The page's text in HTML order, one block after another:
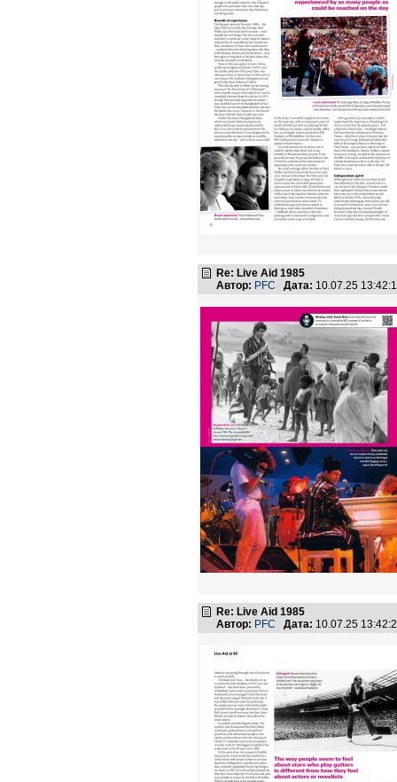
Re: Live Aid 1985
Автор: PFC Дата: 10.07.25
Re: Live Aid 1985
Автор: PFC Дата: 10.07.25